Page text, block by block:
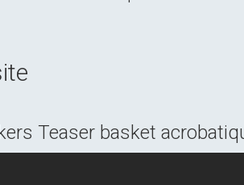
Teaser basket